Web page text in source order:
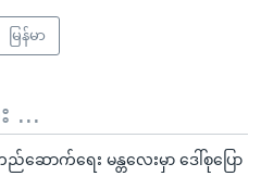
မြန်မာ
...
ဆောက်ရေး မန္တလေးမှာ ဒေါ်စုပြော